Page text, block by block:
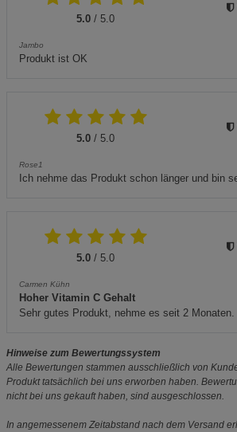
5.0 / 5.0
Jambo
Produkt ist OK
5.0 / 5.0
Rose1
Ich nehme das Produkt schon länger und bin
5.0 / 5.0
Carmen Kühn
Hoher Vitamin C Gehalt
Sehr gutes Produkt, nehme es seit 2 Monaten.
Hinweise zum Bewertungssystem
Alle Bewertungen stammen ausschließlich von
Produkt tatsächlich bei uns erworben haben.
nicht bei uns gekauft haben, sind ausgeschlossen.
In angemessenem Zeitabstand nach dem Versand